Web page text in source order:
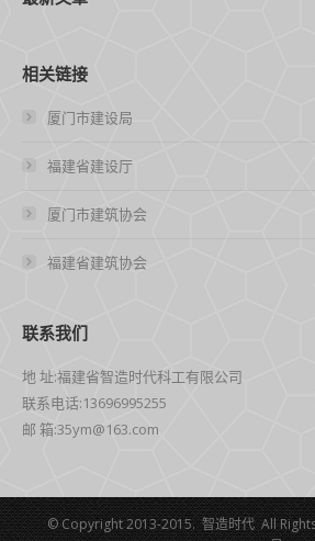
相关链接
厦门市建设局
福建省建设厅
厦门市建筑协会
福建省建筑协会
联系我们
地 址:福建省智造时代科工有限公司
联系电话:13696995255
邮 箱:35ym@163.com
© Copyright 2013-2015. 智造时代 All